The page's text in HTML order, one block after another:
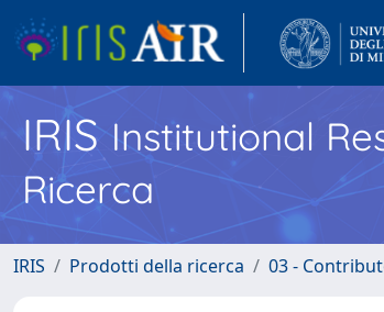
IRISInstitutional
Ricerca
IRIS Prodotti della ricerca 03 -